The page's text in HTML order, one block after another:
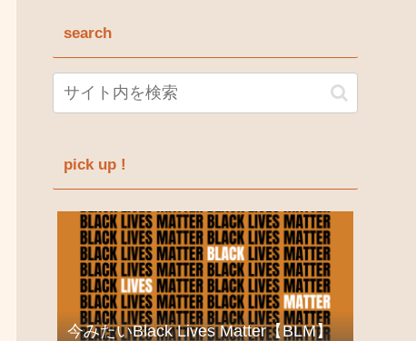
search
pick up !
今みたいBlack Lives Matter【BLM】